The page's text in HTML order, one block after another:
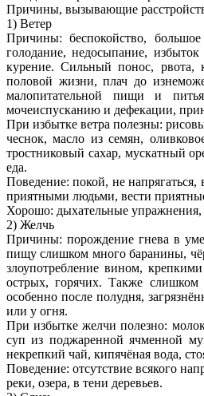
Причины, вызывающие
1) Ветер
Причины: беспокойство,
голодание, недосыпание,
курение. Сильный понос, рвота,
половой жизни, плач до
малопитательной пищи и
мочеиспусканию и дефекации,
При избытке ветра полезны:
чеснок, масло из семян,
тростниковый сахар, мускатный
еда.
Поведение: покой, не напрягаться,
приятными людьми, вести
Хорошо: дыхательные упражнения,
2) Желчь
Причины: порождение гнева в
пищу слишком много баранины,
злоупотребление вином,
острых, горячих. Также слишком
особенно после полудня,
или у огня.
При избытке желчи полезно:
суп из поджаренной ячменной
некрепкий чай, кипячёная вода,
Поведение: отсутствие всякого
реки, озера, в тени деревьев.